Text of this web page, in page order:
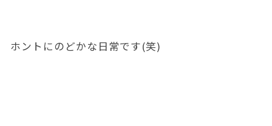
ホントにのどかな日常です(笑)